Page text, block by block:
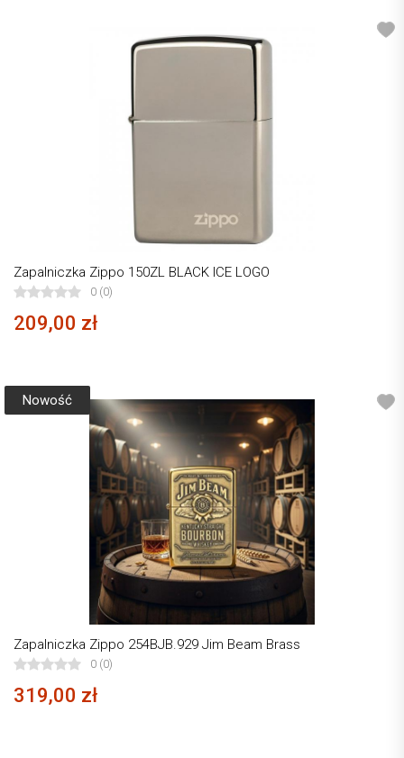
Zapalniczka Zippo 150ZL BLACK ICE LOGO
0 (0)
209,00 zł
Nowość
Zapalniczka Zippo 254BJB.929 Jim Beam Brass
0 (0)
319,00 zł